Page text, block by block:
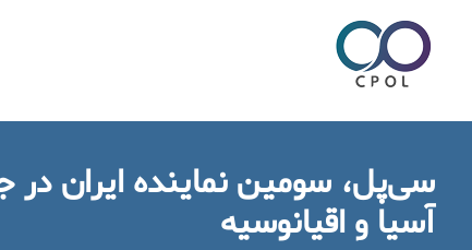
سی‌پل، سومین نماینده ایران در
آسیا و اقیانوسیه